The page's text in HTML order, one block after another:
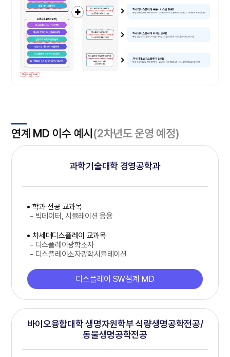
연계 MD 이수 예시 (2차년도 운영 예정)
과학기술대학 경영공학과
학과 전공 교과목
- 빅데이터, 시뮬레이션 응용
차세대디스플레이 교과목
- 디스플레이광학소자
- 디스플레이소자광학시뮬레이션
디스플레이 SW설계 MD
바이오융합대학 생명자원학부 식량생명공학전공/
동물생명공학전공